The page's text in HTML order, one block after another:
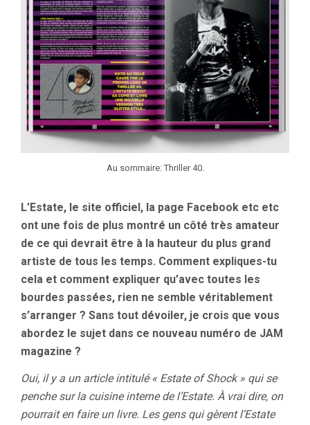
Au sommaire: Thriller 40.
L’Estate, le site officiel, la page Facebook etc etc
ont une fois de plus montré un côté très amateur
de ce qui devrait être à la hauteur du plus grand
artiste de tous les temps. Comment expliques-tu
cela et comment expliquer qu’avec toutes les
bourdes passées, rien ne semble véritablement
s’arranger ? Sans tout dévoiler, je crois que vous
abordez le sujet dans ce nouveau numéro de JAM
magazine ?
Oui, il y a un article intitulé « Estate of Shock » qui se
penche sur la cuisine interne de l’Estate. À vrai dire, on
pourrait en faire un livre. Les gens qui gèrent l’Estate